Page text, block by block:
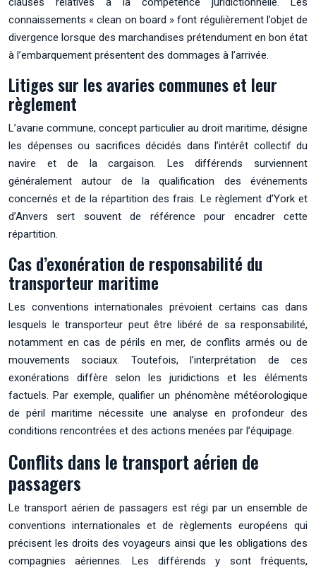
connaissements « clean on board » font régulièrement l’objet de
divergence lorsque des marchandises prétendument en bon état
à l’embarquement présentent des dommages à l’arrivée.
Litiges sur les avaries communes et leur
règlement
L’avarie commune, concept particulier au droit maritime, désigne
les dépenses ou sacrifices décidés dans l’intérêt collectif du
navire et de la cargaison. Les différends surviennent
généralement autour de la qualification des événements
concernés et de la répartition des frais. Le règlement d’York et
d’Anvers sert souvent de référence pour encadrer cette
répartition.
Cas d’exonération de responsabilité du
transporteur maritime
Les conventions internationales prévoient certains cas dans
lesquels le transporteur peut être libéré de sa responsabilité,
notamment en cas de périls en mer, de conflits armés ou de
mouvements sociaux. Toutefois, l’interprétation de ces
exonérations diffère selon les juridictions et les éléments
factuels. Par exemple, qualifier un phénomène météorologique
de péril maritime nécessite une analyse en profondeur des
conditions rencontrées et des actions menées par l’équipage.
Conflits dans le transport aérien de
passagers
Le transport aérien de passagers est régi par un ensemble de
conventions internationales et de règlements européens qui
précisent les droits des voyageurs ainsi que les obligations des
compagnies aériennes. Les différends y sont fréquents,